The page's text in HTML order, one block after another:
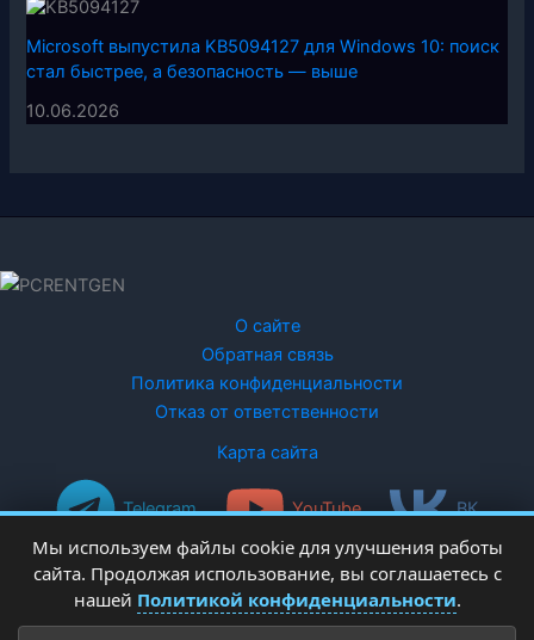
Microsoft выпустила KB5094127 для Windows 10: поиск
стал быстрее, а безопасность — выше
10.06.2026
О сайте
Обратная связь
Политика конфиденциальности
Отказ от ответственности
Карта сайта
Telegram YouTube ВК
Мы используем файлы cookie для улучшения работы
сайта. Продолжая использование, вы соглашаетесь с
нашей Политикой конфиденциальности.